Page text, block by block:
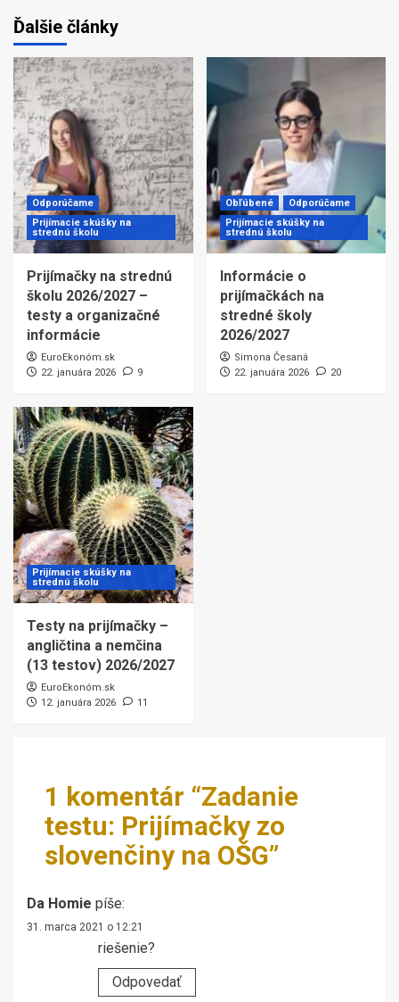
Ďalšie články
Odporúčame
Prijímacie skúšky na
strednú školu
Prijímačky na strednú
školu 2026/2027 –
testy a organizačné
informácie
EuroEkonóm.sk
22. januára 2026
9
Obľúbené
Odporúčame
Prijímacie skúšky na
strednú školu
Informácie o
prijímačkách na
stredné školy
2026/2027
Simona Česaná
22. januára 2026
20
Prijímacie skúšky na
strednú školu
Testy na prijímačky –
angličtina a nemčina
(13 testov) 2026/2027
EuroEkonóm.sk
12. januára 2026
11
1 komentár “Zadanie
testu: Prijímačky zo
slovenčiny na OŠG”
Da Homie píše:
31. marca 2021 o 12:21
riešenie?
Odpovedať